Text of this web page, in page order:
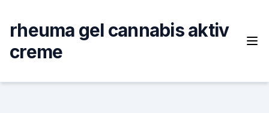
content
rheuma gel cannabis aktiv
creme